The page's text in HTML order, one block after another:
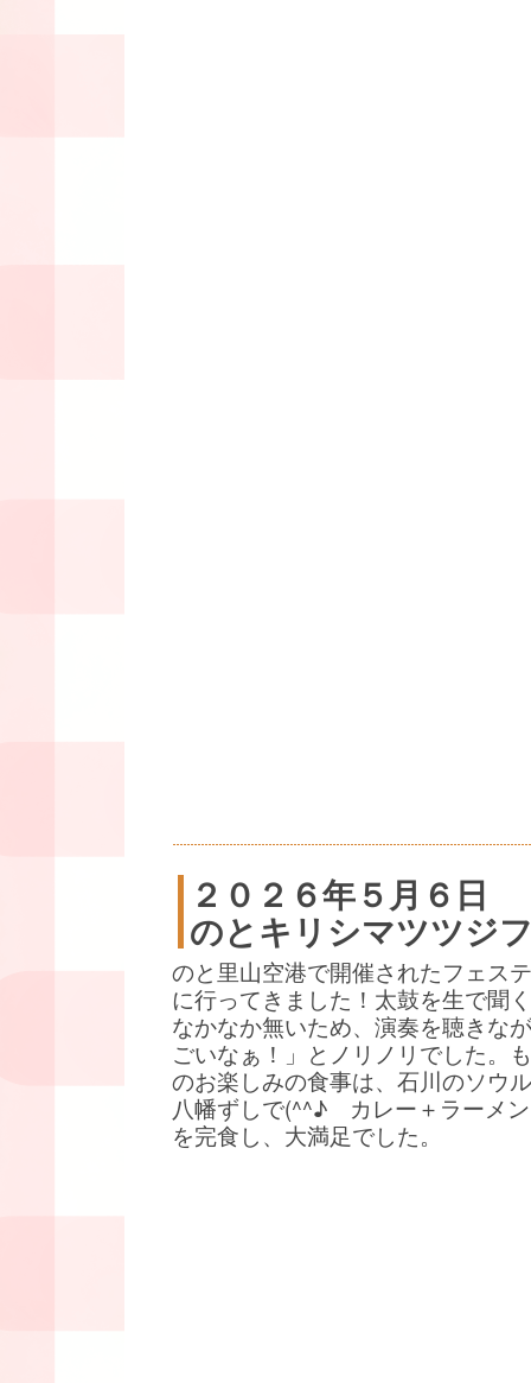
２０２６年５月６日
のとキリシマツツジ
のと里山空港で開催されたフェス
に行ってきました！太鼓を生で聞
なかなか無いため、演奏を聴きな
ごいなぁ！」とノリノリでした。
のお楽しみの食事は、石川のソウ
八幡ずしで(^^♪ カレー＋ラーメ
を完食し、大満足でした。